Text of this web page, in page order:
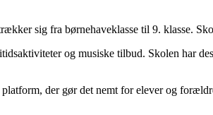
sig fra børnehaveklasse til 9. klasse.
og musiske tilbud. Skolen har
der gør det nemt for elever og